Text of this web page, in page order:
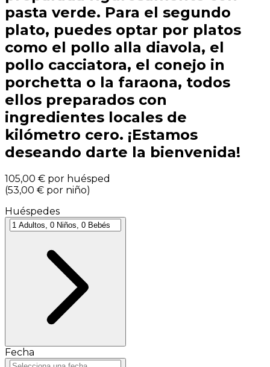
pasta verde. Para el segundo
plato, puedes optar por platos
como el pollo alla diavola, el
pollo cacciatora, el conejo in
porchetta o la faraona, todos
ellos preparados con
ingredientes locales de
kilómetro cero. ¡Estamos
deseando darte la bienvenida!
105,00 € por huésped
(53,00 € por niño)
Huéspedes
Fecha